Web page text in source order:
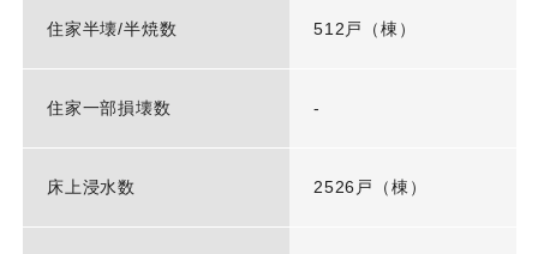
住家半壊/半焼数 512戸（棟）
住家一部損壊数 -
床上浸水数 2526戸（棟）